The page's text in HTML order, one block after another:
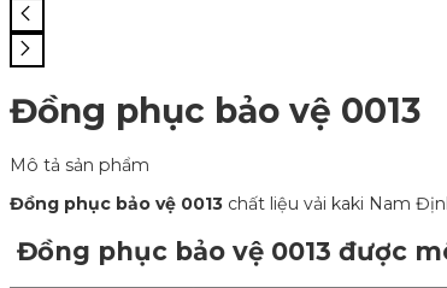
Đồng phục bảo vệ 0013
Mô tả sản phẩm
Đồng phục bảo vệ 0013 chất liệu vải kaki Nam
Đồng phục bảo vệ 0013 được